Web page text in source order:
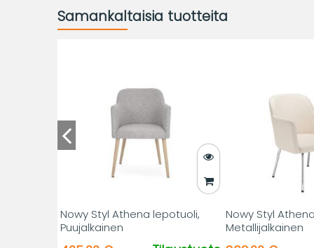
Samankaltaisia tuotteita
Nowy Styl Athena lepotuoli,
Puujalkainen
Nowy Styl
Metallijalkainen